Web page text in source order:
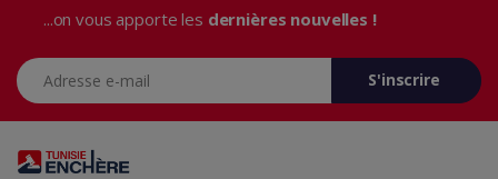
...on vous apporte les dernières nouvelles !
Adresse e-mail
S'inscrire